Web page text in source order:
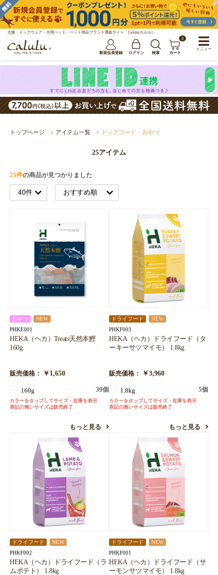
犬服・ドッグウェア・犬用ベッド・ペット用品ブランド通販サイト「Calulu(カルル)」
新規会員登録 ログイン 検索
0
カート
トップページ アイテム一覧 ドッグフード・おやつ
25アイテム
25件の商品が見つかりました
おやつ NEW
PHKE001
HEKA（ヘカ）Treats天然本鰹
160g
販売価格： ￥1,650
160g 39個
カラーをタップしてサイズ・在庫を表示
表記の無いサイズは販売終了
もっと見る
ドライフード NEW
PHKF003
HEKA（ヘカ）ドライフード（タ
ーキーサツマイモ） 1.8kg
販売価格： ￥3,960
1.8kg 5個
カラーをタップしてサイズ・在庫を表示
表記の無いサイズは販売終了
もっと見る
ドライフード NEW
PHKF002
HEKA（ヘカ）ドライフード（ラ
ムポテト） 1.8kg
ドライフード NEW
PHKF001
HEKA（ヘカ）ドライフード（サ
ーモンサツマイモ） 1.8kg
メニュー